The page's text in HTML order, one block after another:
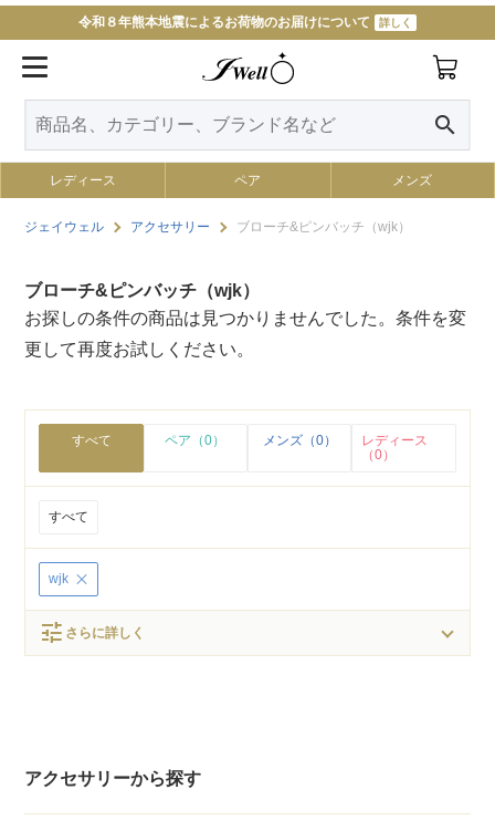
令和８年熊本地震によるお荷物のお届けについて 詳しく
11000円以上で送料無料 詳しく
search
レディース ペア メンズ
ジェイウェル アクセサリー ブローチ&ピンバッチ（wjk）
アクセサリーから探す
ブローチ&ピンバッチ（wjk）
お探しの条件の商品は見つかりませんでした。条件を変
更して再度お試しください。
すべて ペア（0） メンズ（0）
レディース
（0）
すべて
wjk
tune さらに詳しく